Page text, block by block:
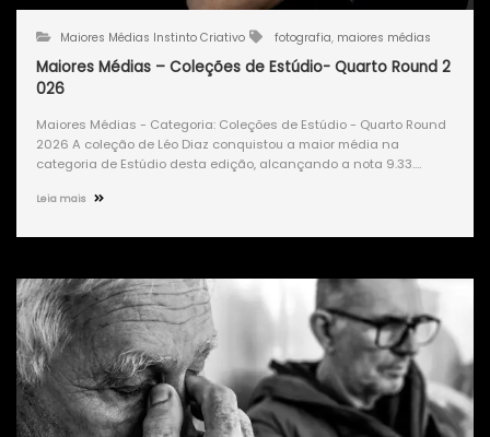
Maiores Médias Instinto Criativo fotografia, maiores médias
Maiores Médias – Coleções de Estúdio- Quarto Round 2
026
Maiores Médias - Categoria: Coleções de Estúdio - Quarto Round
2026 A coleção de Léo Diaz conquistou a maior média na
categoria de Estúdio desta edição, alcançando a nota 9.33.…
Leia mais